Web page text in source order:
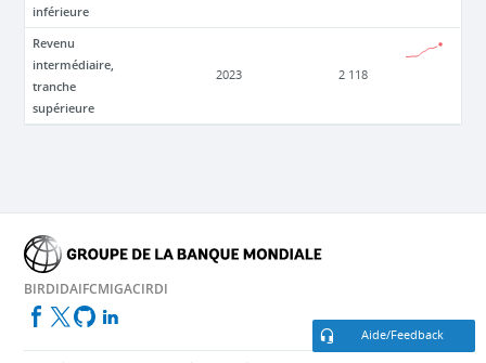
inférieure
Revenu
intermédiaire,
tranche
supérieure
2023 2 118
Aide/Feedback
BIRDIDAIFCMIGACIRDI